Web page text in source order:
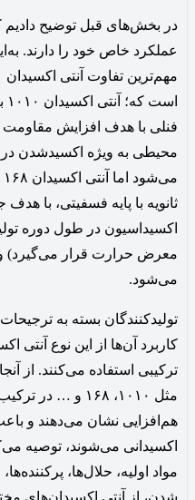
در بخش‌های قبل توضیح دادیم
عملکرد خاص خود را دارند.
فنلی با هدف افزایش
محیطی به ویژه اکسیدشدن
ثانویه با پایه فسفیتی، با
اکسیداسیون در طول دوره
معرض حرارت قرار می‌گیرد) و
می‌شود.
تولیدکنندگان بسته به
کاربرد آن‌ها از این نوع آنتی
ترکیبی استفاده می‌کنند. از
مثل ۱۰۱۰، ۱۶۸ و …
هم‌افزایی نشان می‌دهند و
اکسیدانی می‌شوند، توصیه
مواد اولیه، حلال‌ها،
شدن، از آنتی اکسیدان‌های